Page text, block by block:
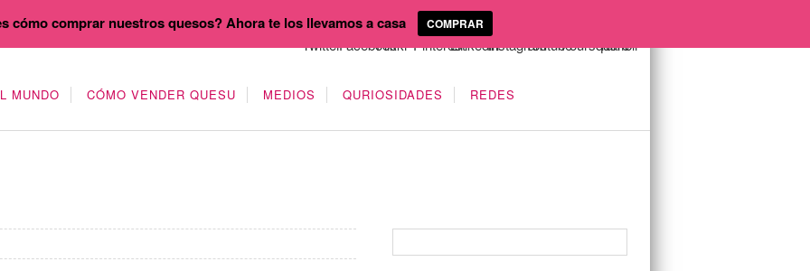
MUNDO CÓMO VENDER QUESU MEDIOS QURIOSIDADES REDES
cómo comprar nuestros quesos? Ahora te los llevamos a casa COMPRAR